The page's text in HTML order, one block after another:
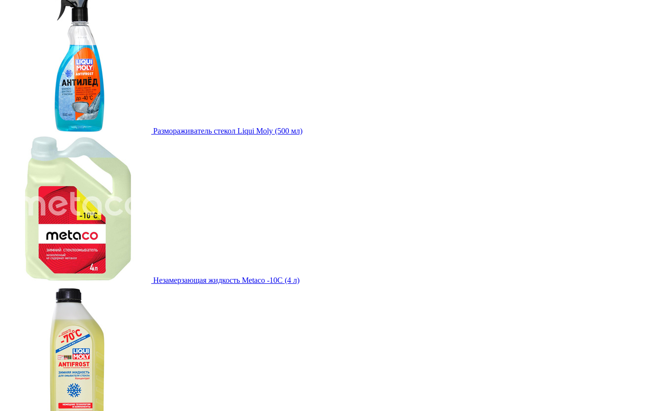
Размораживатель стекол Liqui Moly (500 мл)
Незамерзающая жидкость Metaco -10C (4 л)